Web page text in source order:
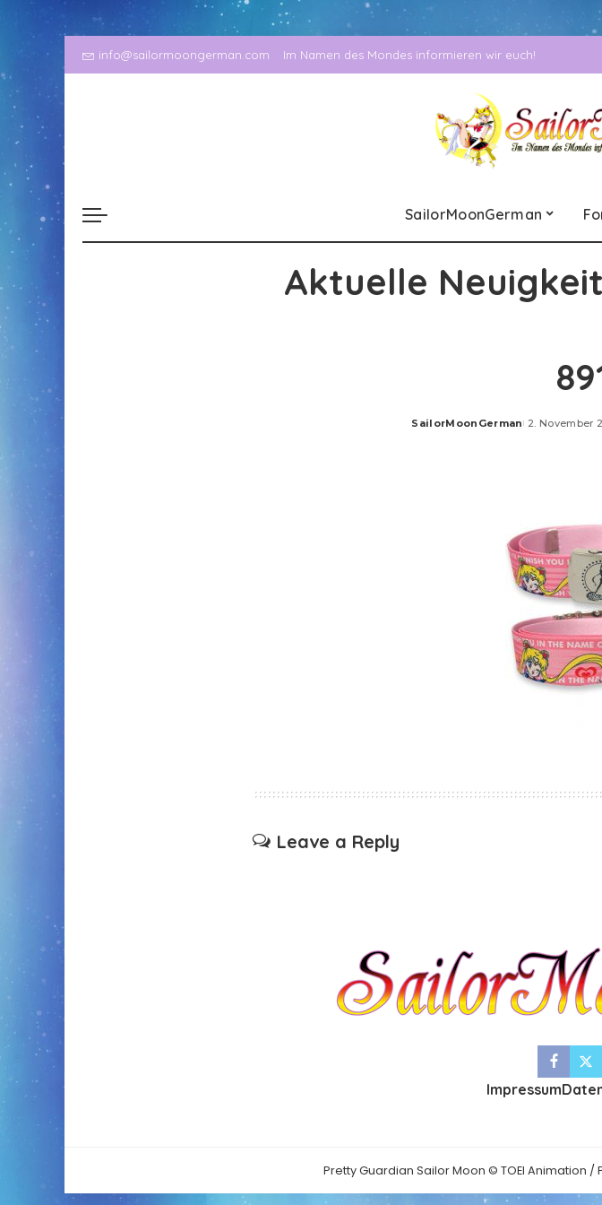
info@sailormoongerman.com Im Namen des Mondes informieren wir euch!
SailorMoonGerman
Aktuelle
Posted
SailorMoonGerman 2. November
Leave a Reply
Impressum
Pretty Guardian Sailor Moon © TOEI Animation